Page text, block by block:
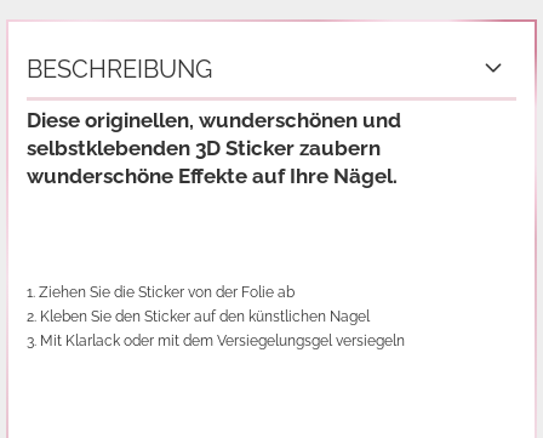
BESCHREIBUNG
Diese originellen, wunderschönen und
selbstklebenden 3D Sticker zaubern
wunderschöne Effekte auf Ihre Nägel.
1. Ziehen Sie die Sticker von der Folie ab
2. Kleben Sie den Sticker auf den künstlichen Nagel
3. Mit Klarlack oder mit dem Versiegelungsgel versiegeln